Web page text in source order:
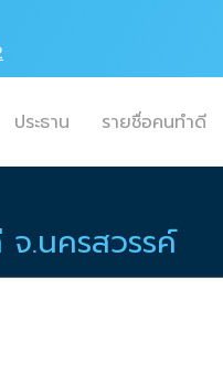
ประธาน รายชื่อคนทำดี
จ.นครสวรรค์